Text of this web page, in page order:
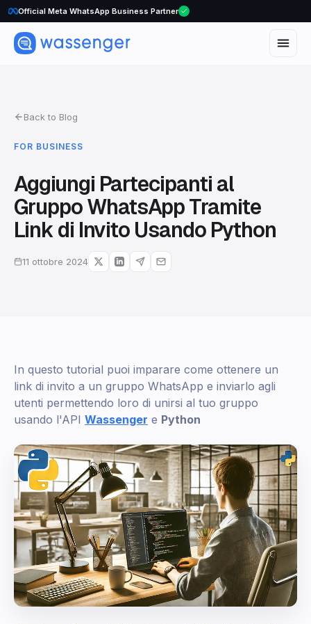
Official Meta WhatsApp Business Partner
Back to Blog
FOR BUSINESS
Aggiungi Partecipanti al
Gruppo WhatsApp Tramite
Link di Invito Usando Python
11 ottobre 2024
In questo tutorial puoi imparare come ottenere un
link di invito a un gruppo WhatsApp e inviarlo agli
utenti permettendo loro di unirsi al tuo gruppo
usando l'API Wassenger e Python